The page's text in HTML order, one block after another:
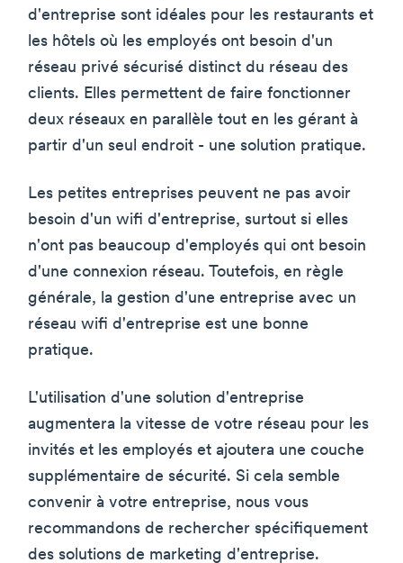
d'entreprise sont idéales pour les restaurants et
les hôtels où les employés ont besoin d'un
réseau privé sécurisé distinct du réseau des
clients. Elles permettent de faire fonctionner
deux réseaux en parallèle tout en les gérant à
partir d'un seul endroit - une solution pratique.
Les petites entreprises peuvent ne pas avoir
besoin d'un wifi d'entreprise, surtout si elles
n'ont pas beaucoup d'employés qui ont besoin
d'une connexion réseau. Toutefois, en règle
générale, la gestion d'une entreprise avec un
réseau wifi d'entreprise est une bonne
pratique.
L'utilisation d'une solution d'entreprise
augmentera la vitesse de votre réseau pour les
invités et les employés et ajoutera une couche
supplémentaire de sécurité. Si cela semble
convenir à votre entreprise, nous vous
recommandons de rechercher spécifiquement
des solutions de marketing d'entreprise.